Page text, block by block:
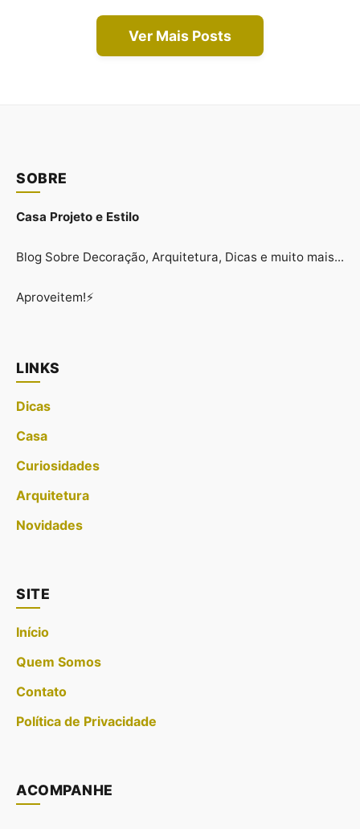
Ver Mais Posts
SOBRE
Casa Projeto e Estilo
Blog Sobre Decoração, Arquitetura, Dicas e muito mais...
Aproveitem!⚡
LINKS
Dicas
Casa
Curiosidades
Arquitetura
Novidades
SITE
Início
Quem Somos
Contato
Política de Privacidade
ACOMPANHE